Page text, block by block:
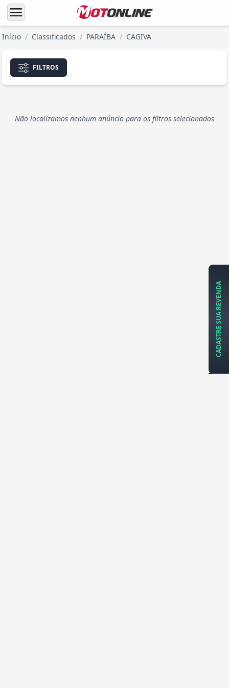
menu
Início / Classificados / PARAÍBA / CAGIVA
FILTROS
Não localizamos nenhum anúncio para os filtros selecionados
CADASTRE SUA REVENDA